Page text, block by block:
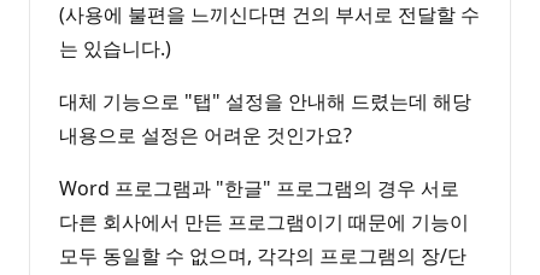
(사용에 불편을 느끼신다면 건의 부서로 전달할 수
는 있습니다.)
대체 기능으로 "탭" 설정을 안내해 드렸는데 해당
내용으로 설정은 어려운 것인가요?
Word 프로그램과 "한글" 프로그램의 경우 서로
다른 회사에서 만든 프로그램이기 때문에 기능이
모두 동일할 수 없으며, 각각의 프로그램의 장/단